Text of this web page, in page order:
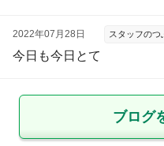
2022年07月28日 スタッフのつ
今日も今日とて
ブログ